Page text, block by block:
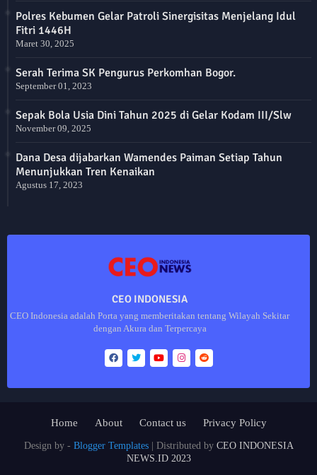
Polres Kebumen Gelar Patroli Sinergisitas Menjelang Idul
Fitri 1446H
Maret 30, 2025
Serah Terima SK Pengurus Perkomhan Bogor.
September 01, 2023
Sepak Bola Usia Dini Tahun 2025 di Gelar Kodam III/Slw
November 09, 2025
Dana Desa dijabarkan Wamendes Paiman Setiap Tahun
Menunjukkan Tren Kenaikan
Agustus 17, 2023
CEO INDONESIA
CEO Indonesia adalah Porta yang memberitakan tentang Wilayah Sekitar
dengan Akura dan Terpercaya
Design by - Blogger Templates | Distributed by CEO INDONESIA
NEWS.ID 2023
Home About Contact us Privacy Policy